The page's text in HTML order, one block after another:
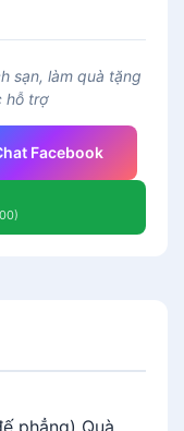
sạn, làm quà tặng
hỗ trợ
Facebook
phẳng) Quà